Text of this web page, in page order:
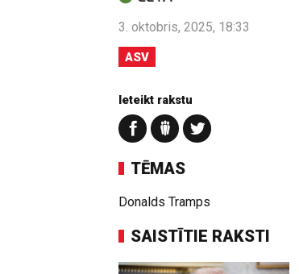
3. oktobris, 2025, 18:33
ASV
Ieteikt rakstu
TĒMAS
Donalds Tramps
SAISTĪTIE RAKSTI